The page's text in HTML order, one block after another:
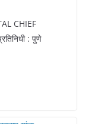
CHIEF
: पुणे